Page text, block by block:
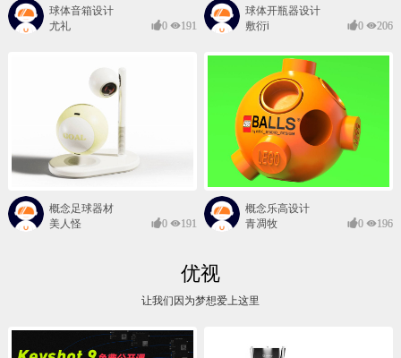
球体音箱设计
尤礼
0 191
球体开瓶器设计
敷衍i
0 206
概念足球器材
美人怪
0 191
概念乐高设计
青凋牧
0 196
优视
让我们因为梦想爱上这里